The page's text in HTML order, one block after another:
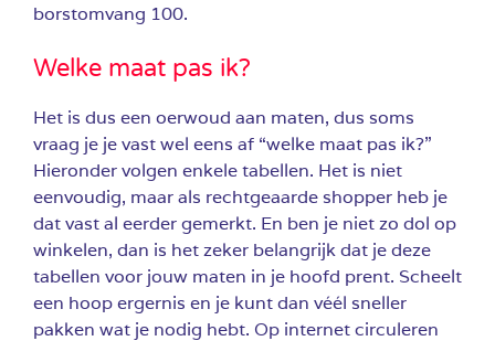
borstomvang 100.
Welke maat pas ik?
Het is dus een oerwoud aan maten, dus soms
vraag je je vast wel eens af “welke maat pas ik?”
Hieronder volgen enkele tabellen. Het is niet
eenvoudig, maar als rechtgeaarde shopper heb je
dat vast al eerder gemerkt. En ben je niet zo dol op
winkelen, dan is het zeker belangrijk dat je deze
tabellen voor jouw maten in je hoofd prent. Scheelt
een hoop ergernis en je kunt dan véél sneller
pakken wat je nodig hebt. Op internet circuleren